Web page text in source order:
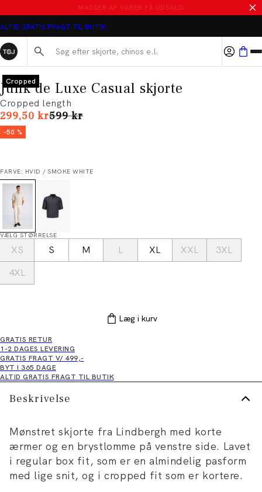
MASSER AF VARER PÅ UDSALG
ALTID GRATIS FRAGT TIL BUTIK
Søg her...
Cropped
Junk de Luxe Casual skjorte
Cropped length
299,50 krI alt (uden rabat)
599 kr
-50 %
FARVE: HVID / SMOKE WHITE
VÆLG STØRRELSE
XS S M L XL XXL
3XL
4XL
Læg i kurv
GRATIS RETUR
1-2 DAGES LEVERING
GRATIS FRAGT V/ 499,-
BYT I 365 DAGE
ALTID GRATIS FRAGT TIL BUTIK
Beskrivelse
Mønstret skjorte fra Lindbergh med korte
ærmer og en brystlomme på venstre side. Lavet
i regular box fit, som er en almindelig pasform
med lige snit, og i cropped fit som er kortere.